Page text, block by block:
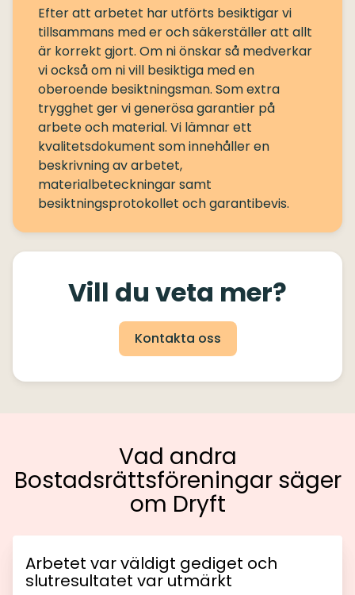
Efter att arbetet har utförts besiktigar vi
tillsammans med er och säkerställer att allt
är korrekt gjort. Om ni önskar så medverkar
vi också om ni vill besiktiga med en
oberoende besiktningsman. Som extra
trygghet ger vi generösa garantier på
arbete och material. Vi lämnar ett
kvalitetsdokument som innehåller en
beskrivning av arbetet,
materialbeteckningar samt
Vill du veta mer?
Kontakta oss
Vad andra
Bostadsrättsföreningar säger
om Dryft
Arbetet var väldigt gediget och
slutresultatet var utmärkt